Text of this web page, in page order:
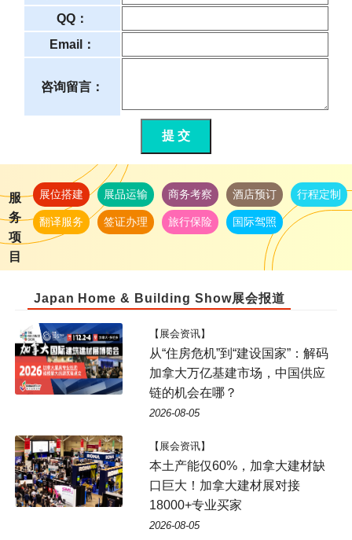
QQ：
Email：
咨询留言：
提 交
服
务
项
目
展位搭建 展品运输 商务考察 酒店预订 行程定制
翻译服务 签证办理 旅行保险 国际驾照
Japan Home & Building Show展会报道
【展会资讯】
从“住房危机”到“建设国家”：解码
加拿大万亿基建市场，中国供应
链的机会在哪？
2026-08-05
【展会资讯】
本土产能仅60%，加拿大建材缺
口巨大！加拿大建材展对接
18000+专业买家
2026-08-05